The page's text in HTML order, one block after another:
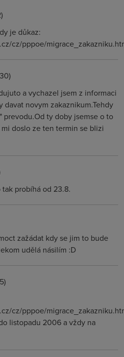
je důkaz:
cz/pppoe/
a vychazel jsem z informaci
novym zakaznikum.Tehdy
prevodu.Od ty doby jsemse o to
doslo ze ten termin se blizi
probíhá od 23.8.
zažádat kdy se jim to bude
udělá násilím :D
cz/pppoe/
listopadu 2006 a vždy na